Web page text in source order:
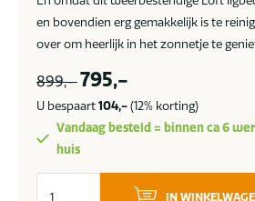
en bovendien erg gemakkelijk is te
over om heerlijk in het zonnetje te
899,- 795,-
U bespaart104,-(12% korting)
Vandaag besteld = binnen ca 6
huis
IN